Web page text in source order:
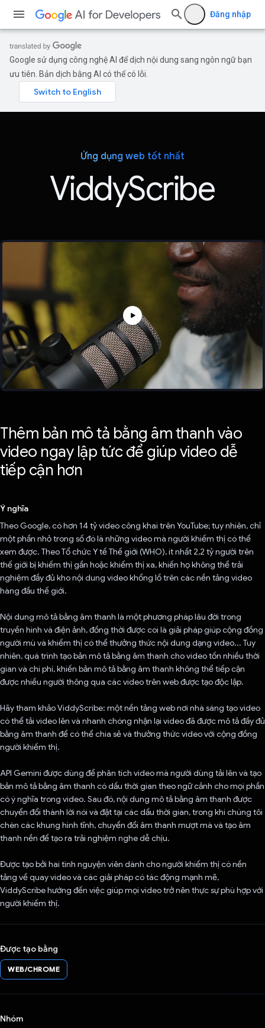
Đăng nhập
Google sử dụng công nghệ AI để dịch nội dung sang ngôn ngữ bạn
ưu tiên. Bản dịch bằng AI có thể có lỗi.
Ứng dụng web tốt nhất
ViddyScribe
Thêm bản mô tả bằng âm thanh vào
video ngay lập tức để giúp video dễ
tiếp cận hơn
Ý nghĩa
Theo Google, có hơn 14 tỷ video công khai trên YouTube; tuy nhiên, chỉ
một phần nhỏ trong số đó là những video mà người khiếm thị có thể
xem được. Theo Tổ chức Y tế Thế giới (WHO), ít nhất 2,2 tỷ người trên
thế giới bị khiếm thị gần hoặc khiếm thị xa, khiến họ không thể trải
nghiệm đầy đủ kho nội dung video khổng lồ trên các nền tảng video
hàng đầu thế giới.
Nội dung mô tả bằng âm thanh là một phương pháp lâu đời trong
truyền hình và điện ảnh, đồng thời được coi là giải pháp giúp cộng đồng
người mù và khiếm thị có thể thưởng thức nội dung dạng video... Tuy
nhiên, quá trình tạo bản mô tả bằng âm thanh cho video tốn nhiều thời
gian và chi phí, khiến bản mô tả bằng âm thanh không thể tiếp cận
được nhiều người thông qua các video trên web được tạo độc lập.
Hãy tham khảo ViddyScribe: một nền tảng web nơi nhà sáng tạo video
có thể tải video lên và nhanh chóng nhận lại video đã được mô tả đầy đủ
bằng âm thanh để có thể chia sẻ và thưởng thức video với cộng đồng
người khiếm thị.
API Gemini được dùng để phân tích video mà người dùng tải lên và tạo
bản mô tả bằng âm thanh có dấu thời gian theo ngữ cảnh cho mọi phần
có ý nghĩa trong video. Sau đó, nội dung mô tả bằng âm thanh được
chuyển đổi thành lời nói và đặt tại các dấu thời gian, trong khi chúng tôi
chèn các khung hình tĩnh, chuyển đổi âm thanh mượt mà và tạo âm
thanh nền để tạo ra trải nghiệm nghe dễ chịu.
Được tạo bởi hai tình nguyện viên dành cho người khiếm thị có nền
tảng về quay video và các giải pháp có tác động mạnh mẽ,
ViddyScribe hướng đến việc giúp mọi video trở nên thực sự phù hợp với
người khiếm thị.
Được tạo bằng
WEB/CHROME
Nhóm